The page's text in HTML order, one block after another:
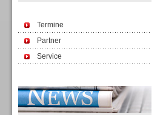
Termine
Partner
Service